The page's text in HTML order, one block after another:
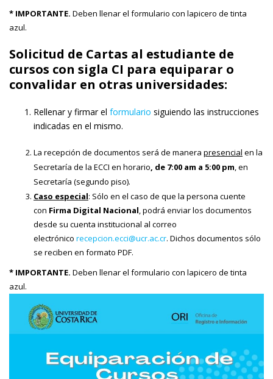
* IMPORTANTE. Deben llenar el formulario con lapicero de tinta
azul.
Solicitud de Cartas al estudiante de
cursos con sigla CI para equiparar o
convalidar en otras universidades:
Rellenar y firmar el formulario siguiendo las instrucciones
indicadas en el mismo.
La recepción de documentos será de manera presencial en la
Secretaría de la ECCI en horario, de 7:00 am a 5:00 pm, en
Secretaría (segundo piso).
Caso especial: Sólo en el caso de que la persona cuente
con Firma Digital Nacional, podrá enviar los documentos
desde su cuenta institucional al correo
electrónico recepcion.ecci@ucr.ac.cr. Dichos documentos sólo
se reciben en formato PDF.
* IMPORTANTE. Deben llenar el formulario con lapicero de tinta
azul.